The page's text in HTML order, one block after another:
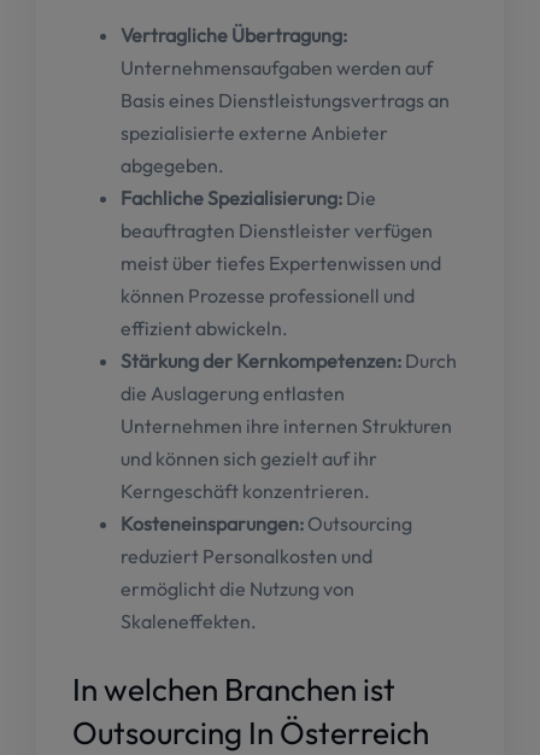
Vertragliche Übertragung:
Unternehmensaufgaben werden auf
Basis eines Dienstleistungsvertrags an
spezialisierte externe Anbieter
abgegeben.
Fachliche Spezialisierung: Die
beauftragten Dienstleister verfügen
meist über tiefes Expertenwissen und
können Prozesse professionell und
effizient abwickeln.
Stärkung der Kernkompetenzen: Durch
die Auslagerung entlasten
Unternehmen ihre internen Strukturen
und können sich gezielt auf ihr
Kerngeschäft konzentrieren.
Kosteneinsparungen: Outsourcing
reduziert Personalkosten und
ermöglicht die Nutzung von
Skaleneffekten.
In welchen Branchen ist
Outsourcing In Österreich